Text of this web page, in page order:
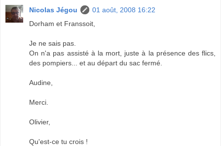
Nicolas Jégou
01 août, 2008 16:22
Dorham et Franssoit,
Je ne sais pas.
On n'a pas assisté à la mort, juste à la présence des flics,
des pompiers... et au départ du sac fermé.
Audine,
Merci.
Olivier,
Qu'est-ce tu crois !